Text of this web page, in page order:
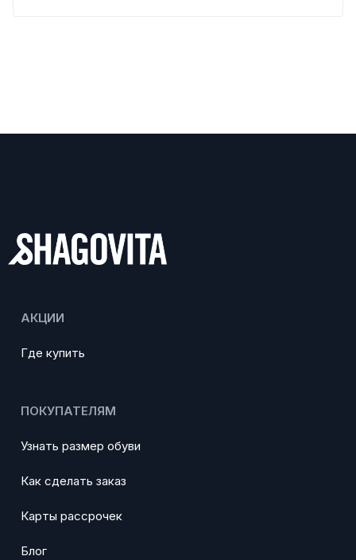
АКЦИИ
Где купить
ПОКУПАТЕЛЯМ
Узнать размер обуви
Как сделать заказ
Карты рассрочек
Блог